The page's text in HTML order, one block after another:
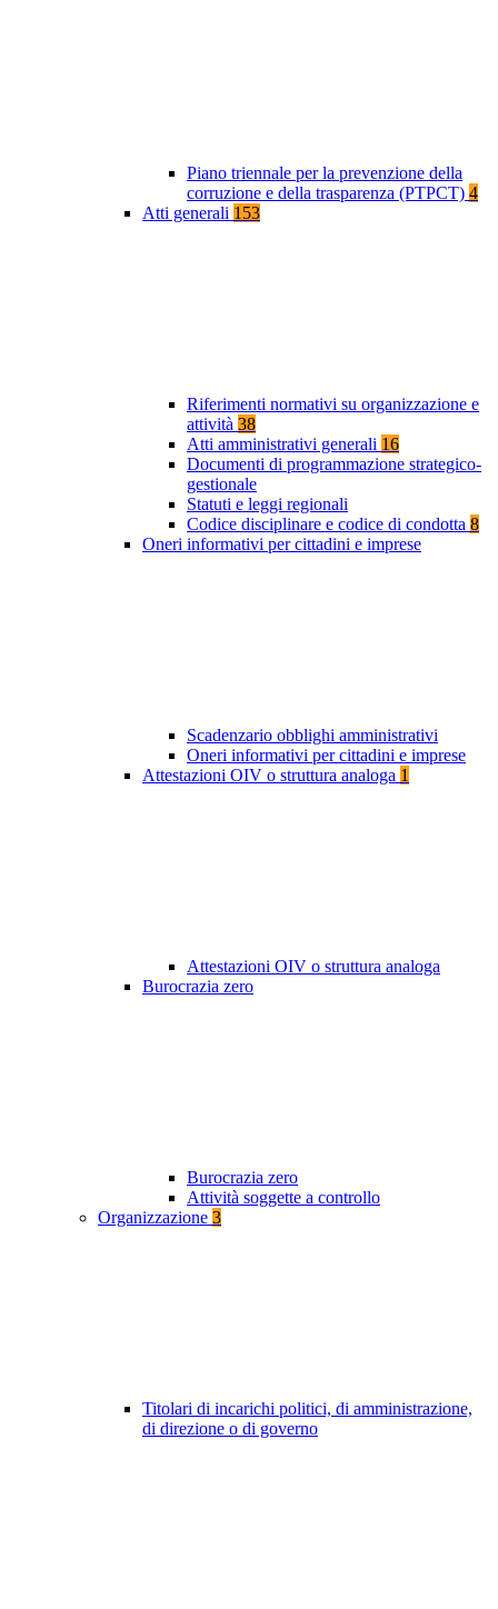
Piano triennale per la prevenzione della
corruzione e della trasparenza (PTPCT) 4
Atti generali 153
Riferimenti normativi su organizzazione e
attività 38
Atti amministrativi generali 16
Documenti di programmazione strategico-
gestionale
Statuti e leggi regionali
Codice disciplinare e codice di condotta 8
Oneri informativi per cittadini e imprese
Scadenzario obblighi amministrativi
Oneri informativi per cittadini e imprese
Attestazioni OIV o struttura analoga 1
Attestazioni OIV o struttura analoga
Burocrazia zero
Burocrazia zero
Attività soggette a controllo
Organizzazione 3
Titolari di incarichi politici, di amministrazione,
di direzione o di governo